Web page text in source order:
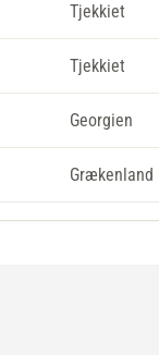
Tjekkiet
Tjekkiet
Georgien
Grækenland